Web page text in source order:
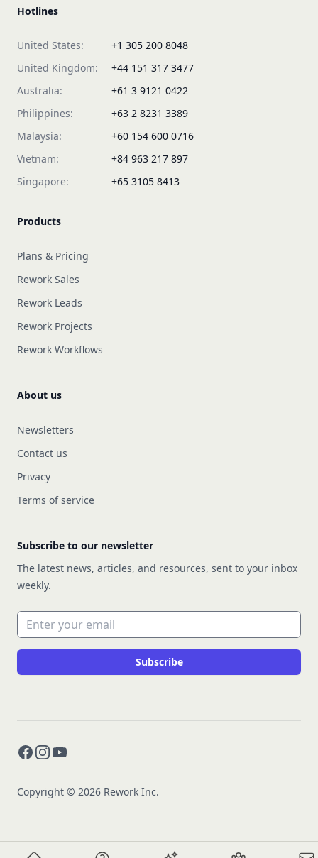
Hotlines
United States:
+1 305 200 8048
United Kingdom:
+44 151 317 3477
Australia:
+61 3 9121 0422
Philippines:
+63 2 8231 3389
Malaysia:
+60 154 600 0716
Vietnam:
+84 963 217 897
Singapore:
+65 3105 8413
Products
Plans & Pricing
Rework Sales
Rework Leads
Rework Projects
Rework Workflows
About us
Newsletters
Contact us
Privacy
Terms of service
Subscribe to our newsletter
The latest news, articles, and resources, sent to your inbox
weekly.
Email address
Subscribe
Facebook
Instagram
YouTube
Copyright © 2026 Rework Inc.